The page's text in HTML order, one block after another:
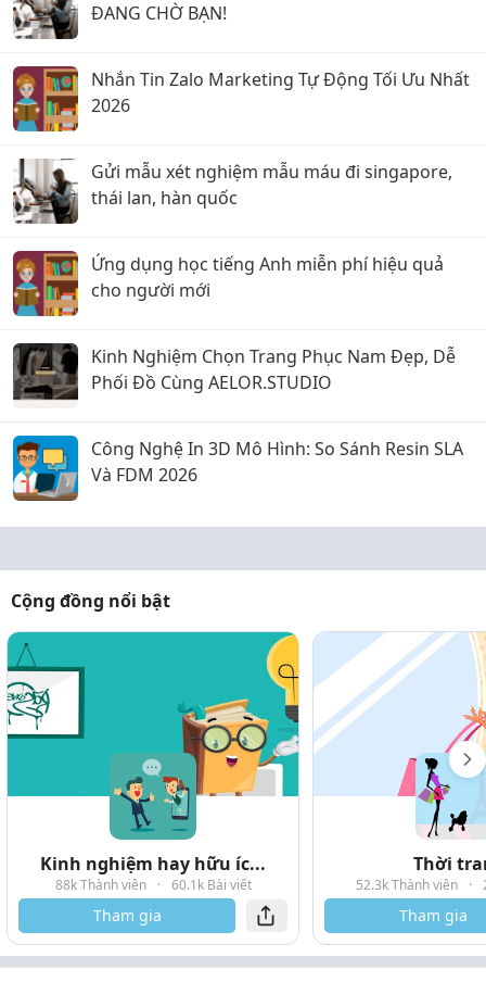
ĐANG CHỜ BẠN!
Nhắn Tin Zalo Marketing Tự Động Tối Ưu Nhất
2026
Gửi mẫu xét nghiệm mẫu máu đi singapore,
thái lan, hàn quốc
Ứng dụng học tiếng Anh miễn phí hiệu quả
cho người mới
Kinh Nghiệm Chọn Trang Phục Nam Đẹp, Dễ
Phối Đồ Cùng AELOR.STUDIO
Công Nghệ In 3D Mô Hình: So Sánh Resin SLA
Và FDM 2026
Cộng đồng nổi bật
Kinh nghiệm hay hữu íc...
88k Thành viên · 60.1k Bài viết
Tham gia
Thời
52.3k Thành viên ·
Tham gia